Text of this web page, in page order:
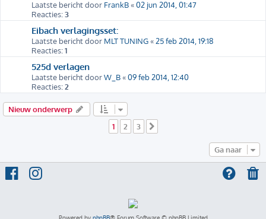
Laatste bericht door FrankB«02 jun 2014, 01:47
Reacties:3
Eibach verlagingsset:
Laatste bericht door MLT TUNING«25 feb 2014, 19:18
Reacties:1
525d verlagen
Laatste bericht doorW_B«09 feb 2014, 12:40
Reacties:2
Nieuw onderwerp
1
2 3
Ga naar
Powered by phpBB® Forum Software © phpBB Limited